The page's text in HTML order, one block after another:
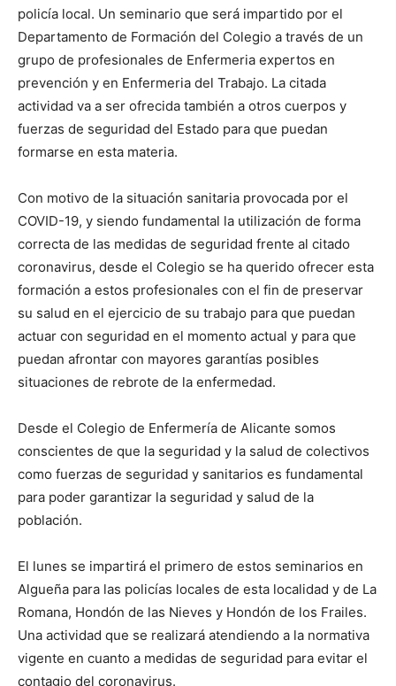
policía local. Un seminario que será impartido por el
Departamento de Formación del Colegio a través de un
grupo de profesionales de Enfermeria expertos en
prevención y en Enfermeria del Trabajo. La citada
actividad va a ser ofrecida también a otros cuerpos y
fuerzas de seguridad del Estado para que puedan
formarse en esta materia.
Con motivo de la situación sanitaria provocada por el
COVID-19, y siendo fundamental la utilización de forma
correcta de las medidas de seguridad frente al citado
coronavirus, desde el Colegio se ha querido ofrecer esta
formación a estos profesionales con el fin de preservar
su salud en el ejercicio de su trabajo para que puedan
actuar con seguridad en el momento actual y para que
puedan afrontar con mayores garantías posibles
situaciones de rebrote de la enfermedad.
Desde el Colegio de Enfermería de Alicante somos
conscientes de que la seguridad y la salud de colectivos
como fuerzas de seguridad y sanitarios es fundamental
para poder garantizar la seguridad y salud de la
población.
El lunes se impartirá el primero de estos seminarios en
Algueña para las policías locales de esta localidad y de La
Romana, Hondón de las Nieves y Hondón de los Frailes.
Una actividad que se realizará atendiendo a la normativa
vigente en cuanto a medidas de seguridad para evitar el
contagio del coronavirus.